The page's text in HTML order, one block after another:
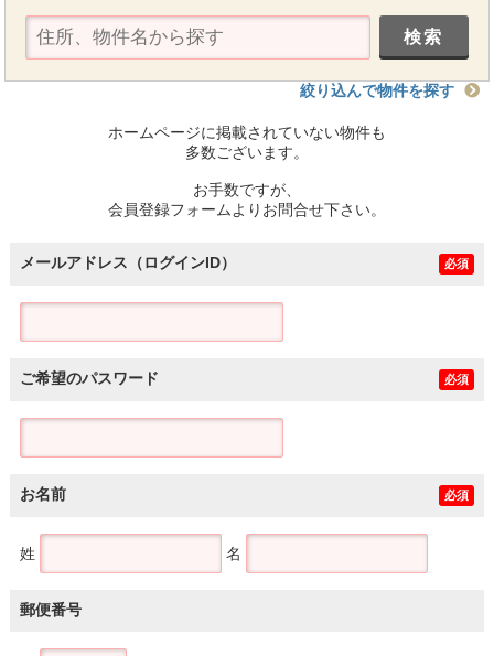
絞り込んで物件を探す
ホームページに掲載されていない物件も
多数ございます。
お手数ですが、
会員登録フォームよりお問合せ下さい。
メールアドレス（ログインID） 必須
ご希望のパスワード 必須
お名前 必須
姓 名
郵便番号